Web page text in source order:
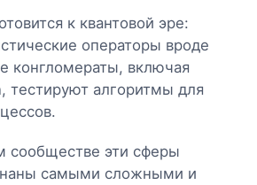
к квантовой эре:
операторы вроде
конгломераты, включая
тестируют алгоритмы для
сообществе эти сферы
самыми сложными и